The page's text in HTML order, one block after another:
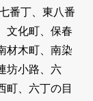
番丁、東八番
文化町、保春
材木町、南染
坊小路、六
町、六丁の目